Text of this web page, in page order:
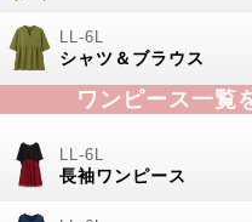
シャツ＆ブラウス
ワンピース一覧
長袖ワンピース